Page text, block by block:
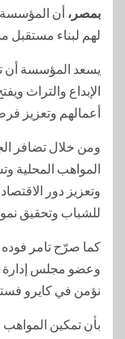
بمصر، أن المؤسسة
لهم لبناء مستقبل
يسعد المؤسسة أن
الإبداع والتراث
أعمالهم وتعزيز
ومن خلال تضافر
المواهب المحلية
وتعزيز دور
للشباب وتحقيق
كما صرّح تامر فوده
وعضو مجلس إدارة
نؤمن في كايرو
بأن تمكين